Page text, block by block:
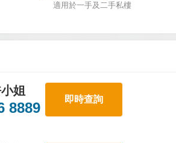
適用於一手及二手私樓
姐
8889
即時查詢